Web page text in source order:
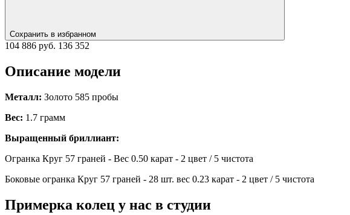
Сохранить в избранном
104 886 руб. 136 352
Описание модели
Металл: Золото 585 пробы
Вес: 1.7 грамм
Выращенный бриллиант:
Огранка Круг 57 граней - Вес 0.50 карат - 2 цвет / 5 чистота
Боковые огранка Круг 57 граней - 28 шт. вес 0.23 карат - 2 цвет / 5 чистота
Примерка колец у нас в студии